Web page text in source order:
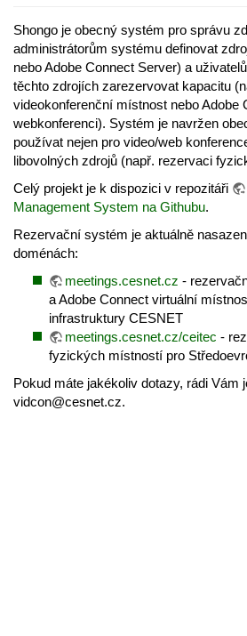
Shongo je obecný systém pro správu
administrátorům systému definovat
nebo Adobe Connect Server) a
těchto zdrojích zarezervovat kapacitu
videokonferenční místnost nebo Adobe
webkonferenci). Systém je navržen
používat nejen pro video/web
libovolných zdrojů (např. rezervaci
Celý projekt je k dispozici v repozitáři
Management System na Githubu.
Rezervační systém je aktuálně
doménách:
meetings.cesnet.cz -
a Adobe Connect virtuální
infrastruktury CESNET
meetings.cesnet.cz/ceitec -
fyzických místností pro
Pokud máte jakékoliv dotazy, rádi Vám
vidcon@cesnet.cz.